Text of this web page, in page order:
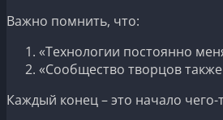
Важно помнить, что:
«Технологии постоянно
«Сообщество творцов
Каждый конец – это начало